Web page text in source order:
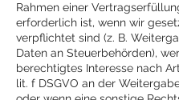
Rahmen einer
erforderlich ist, wenn wir
verpflichtet sind (z. B.
Daten an Steuerbehörden),
berechtigtes Interesse nach
lit. f DSGVO an der